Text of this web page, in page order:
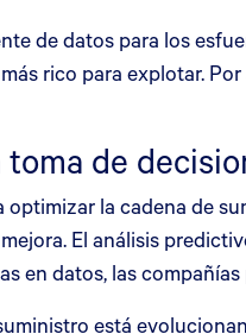
de datos para los
rico para explotar.
de
la cadena de
El análisis
en datos, las
está